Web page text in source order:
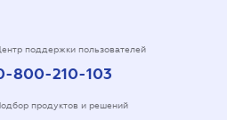
поддержки пользователей
800-210-103
продуктов и решений